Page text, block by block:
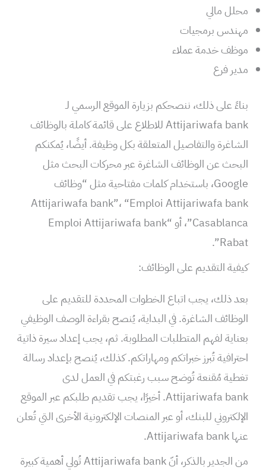
محلل مالي
مهندس برمجيات
موظف خدمة عملاء
مدير فرع
بناءً على ذلك، ننصحكم بزيارة الموقع الرسمي لـ
Attijariwafa bank للاطلاع على قائمة كاملة بالوظائف
الشاغرة والتفاصيل المتعلقة بكل وظيفة. أيضًا، يُمكنكم
البحث عن الوظائف الشاغرة عبر محركات البحث مثل
Google، باستخدام كلمات مفتاحية مثل “وظائف
Attijariwafa bank”، “Emploi Attijariwafa bank
Casablanca”، أو “Emploi Attijariwafa bank
Rabat”.
كيفية التقديم على الوظائف:
بعد ذلك، يجب اتباع الخطوات المحددة للتقديم على
الوظائف الشاغرة. في البداية، يُنصح بقراءة الوصف الوظيفي
بعناية لفهم المتطلبات المطلوبة. ثم، يجب إعداد سيرة ذاتية
احترافية تُبرز خبراتكم ومهاراتكم. كذلك، يُنصح بإعداد رسالة
تغطية مُقنعة تُوضح سبب رغبتكم في العمل لدى
Attijariwafa bank. أخيرًا، يجب تقديم طلبكم عبر الموقع
الإلكتروني للبنك، أو عبر المنصات الإلكترونية الأخرى التي تُعلن
عنها Attijariwafa bank.
من الجدير بالذكر، أنّ Attijariwafa bank تُولي أهمية كبيرة